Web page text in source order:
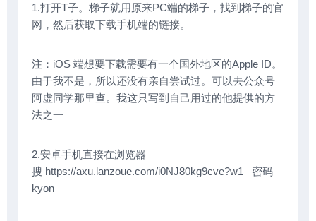
1.打开T子。梯子就用原来PC端的梯子，找到梯子的官
网，然后获取下载手机端的链接。
注：iOS 端想要下载需要有一个国外地区的Apple ID。
由于我不是，所以还没有亲自尝试过。可以去公众号
阿虚同学那里查。我这只写到自己用过的他提供的方
法之一
2.安卓手机直接在浏览器
搜 https://axu.lanzoue.com/i0NJ80kg9cve?w1 密码
kyon